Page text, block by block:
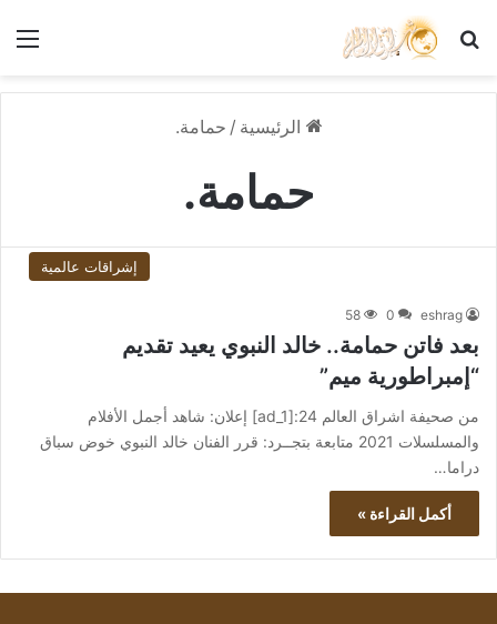
بحث عن
الرئيسية / حمامة.
حمامة.
إشراقات عالمية
eshrag
0
58
بعد فاتن حمامة.. خالد النبوي يعيد تقديم
“إمبراطورية ميم”
من صحيفة اشراق العالم 24:[ad_1] إعلان: شاهد أجمل الأفلام
والمسلسلات 2021 متابعة بتجــرد: قرر الفنان خالد النبوي خوض سباق
دراما…
أكمل القراءة »